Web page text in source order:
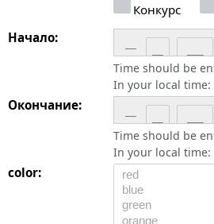
Конкурс
Начало:
Time should be
In your local time:
Окончание:
Time should be
In your local time:
color: